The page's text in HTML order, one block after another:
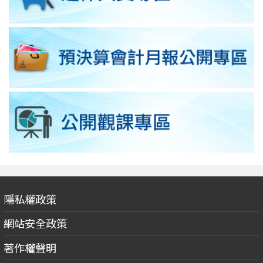
隱私權政策
網站安全政策
著作權聲明